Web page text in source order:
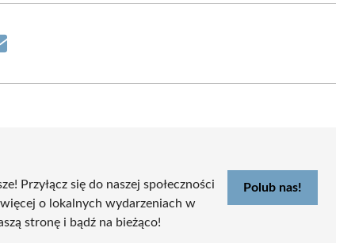
Przyłącz się do naszej społeczności
o lokalnych wydarzeniach w
stronę i bądź na bieżąco!
Polub nas!